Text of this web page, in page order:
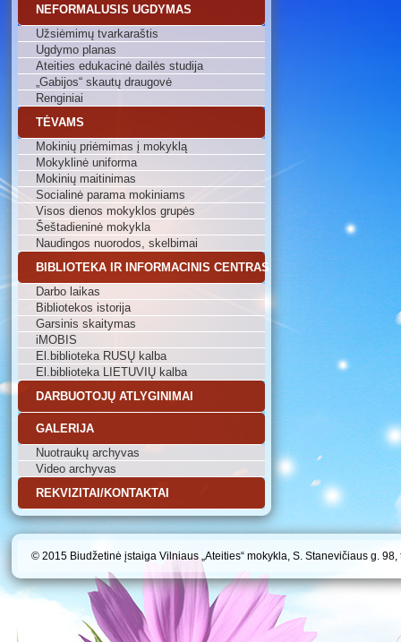
NEFORMALUSIS UGDYMAS
Užsiėmimų tvarkaraštis
Ugdymo planas
Ateities edukacinė dailės studija
„Gabijos“ skautų draugovė
Renginiai
TĖVAMS
Mokinių priėmimas į mokyklą
Mokyklinė uniforma
Mokinių maitinimas
Socialinė parama mokiniams
Visos dienos mokyklos grupės
Šeštadieninė mokykla
Naudingos nuorodos, skelbimai
BIBLIOTEKA IR INFORMACINIS CENTRAS
Darbo laikas
Bibliotekos istorija
Garsinis skaitymas
iMOBIS
El.biblioteka RUSŲ kalba
El.biblioteka LIETUVIŲ kalba
DARBUOTOJŲ ATLYGINIMAI
GALERIJA
Nuotraukų archyvas
Video archyvas
REKVIZITAI/KONTAKTAI
© 2015 Biudžetinė įstaiga Vilniaus „Ateities“ mokykla, S. Stanevičiaus g.